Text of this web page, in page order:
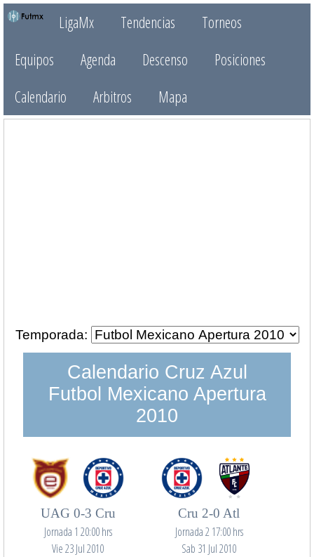
LigaMx Tendencias
Torneos
Equipos
Agenda Descenso
Posiciones
Calendario
Arbitros Mapa
Temporada:
Calendario Cruz Azul
Futbol Mexicano Apertura
2010
UAG 0-3 Cru
Jornada 1 20:00 hrs
Vie 23 Jul 2010
Cru 2-0 Atl
Jornada 2 17:00 hrs
Sab 31 Jul 2010